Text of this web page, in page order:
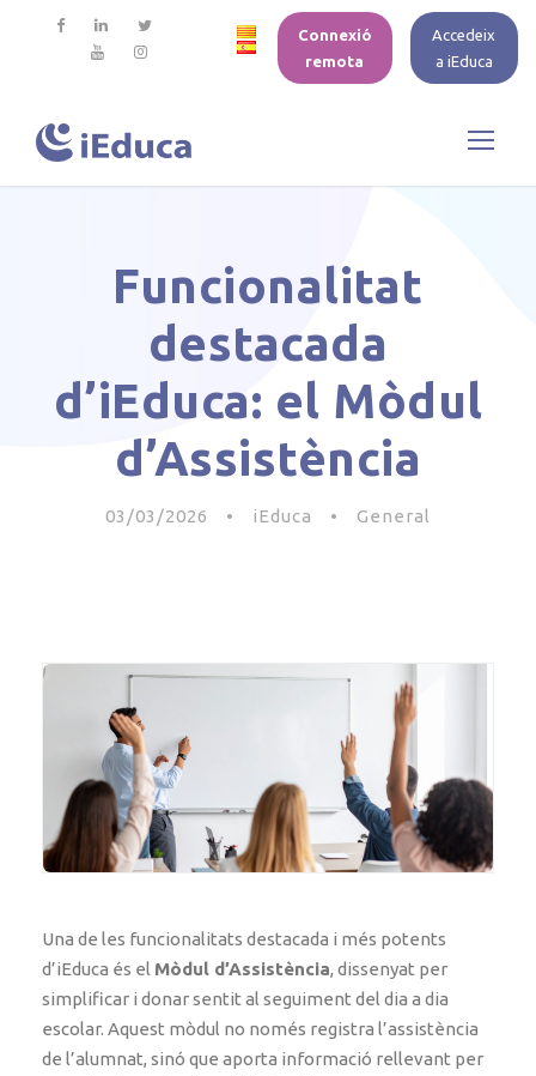
Connexió
remota
Accedeix
a iEduca
Funcionalitat
destacada
d’iEduca: el Mòdul
d’Assistència
03/03/2026 • iEduca • General
Una de les funcionalitats destacada i més potents
d’iEduca és el Mòdul d’Assistència, dissenyat per
simplificar i donar sentit al seguiment del dia a dia
escolar. Aquest mòdul no només registra l’assistència
de l’alumnat, sinó que aporta informació rellevant per